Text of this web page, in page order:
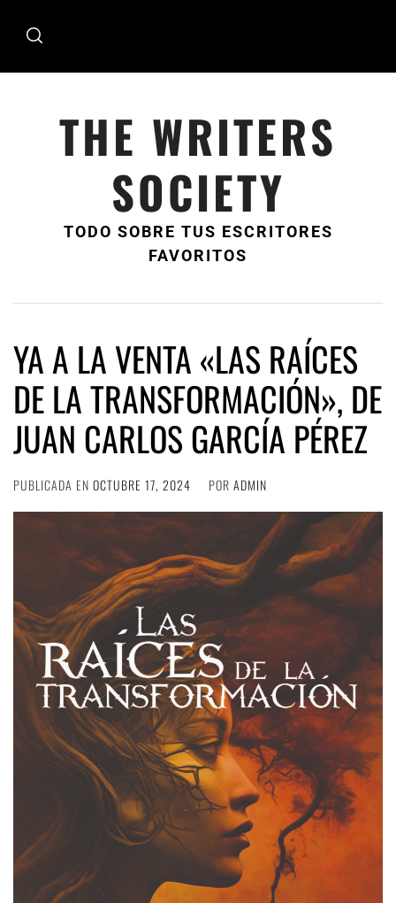
THE WRITERS
SOCIETY
TODO SOBRE TUS ESCRITORES
FAVORITOS
YA A LA VENTA «LAS RAÍCES
DE LA TRANSFORMACIÓN», DE
JUAN CARLOS GARCÍA PÉREZ
PUBLICADA EN OCTUBRE 17, 2024 POR ADMIN